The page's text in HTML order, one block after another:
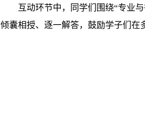
互动环节中，同学们围绕“专业
倾囊相授、 逐一解答，鼓励学子们 在